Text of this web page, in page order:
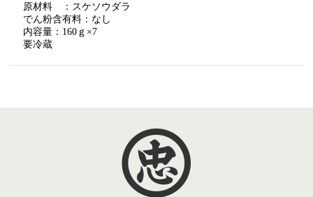
原材料 ：スケソウダラ
でん粉含有料：なし
内容量：160ｇ×7
要冷蔵